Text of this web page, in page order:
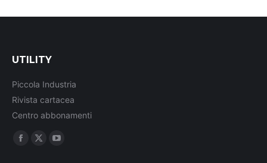
UTILITY
Piccola Industria
Rivista cartacea
Centro abbonamenti
Ci puoi trovare su:
Facebook
X